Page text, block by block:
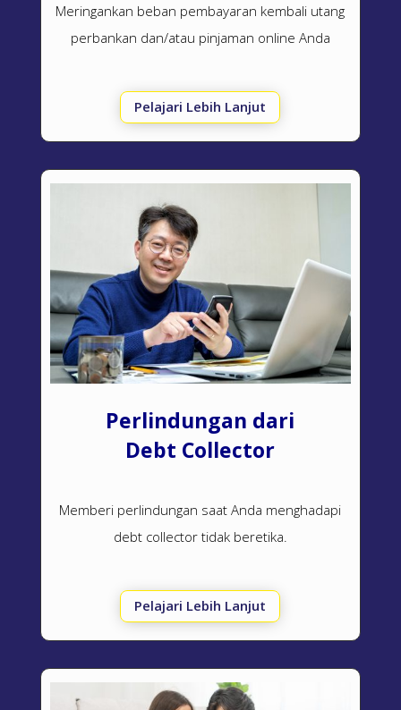
Meringankan beban pembayaran kembali utang
perbankan dan/atau pinjaman online Anda
Pelajari Lebih Lanjut
Perlindungan dari
Debt Collector
Memberi perlindungan saat Anda menghadapi
debt collector tidak beretika.
Pelajari Lebih Lanjut